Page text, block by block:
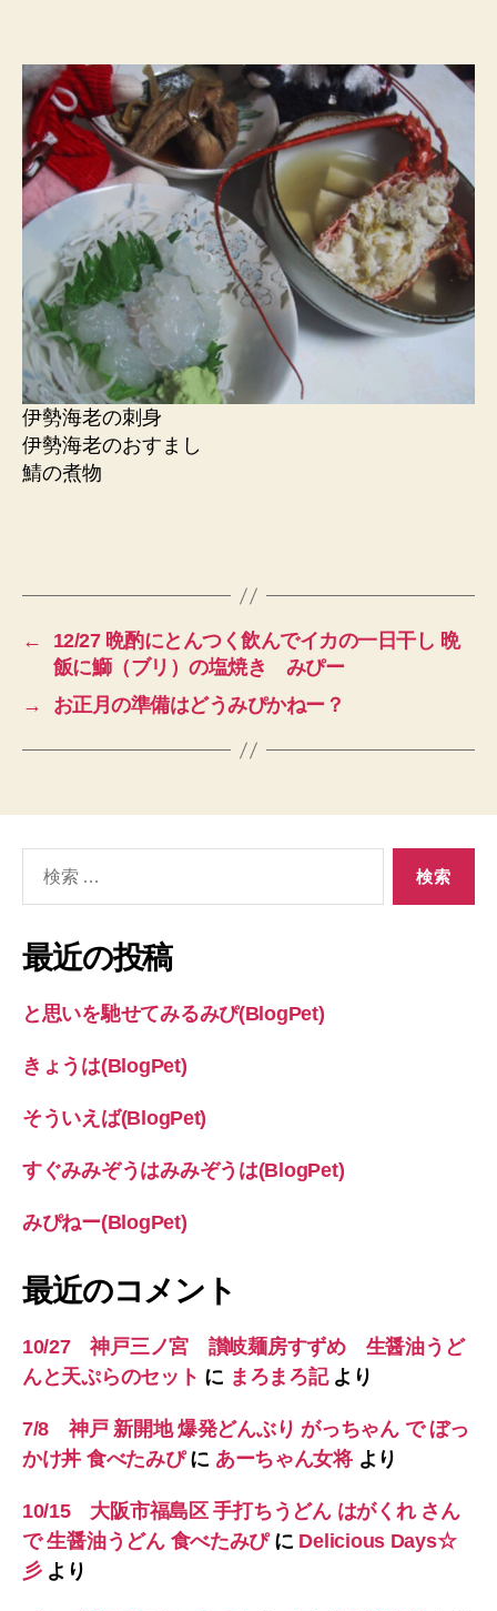
伊勢海老の刺身
伊勢海老のおすまし
鯖の煮物
←
12/27 晩酌にとんつく飲んでイカの一日干し 晩
飯に鰤（ブリ）の塩焼き みぴー
→
お正月の準備はどうみぴかねー？
象:
最近の投稿
と思いを馳せてみるみぴ(BlogPet)
きょうは(BlogPet)
そういえば(BlogPet)
すぐみみぞうはみみぞうは(BlogPet)
みぴねー(BlogPet)
最近のコメント
10/27 神戸三ノ宮 讃岐麺房すずめ 生醤油うど
んと天ぷらのセット に まろまろ記より
7/8 神戸 新開地 爆発どんぶり がっちゃん で ぼっ
かけ丼 食べたみぴに あーちゃん女将より
10/15 大阪市福島区 手打ちうどん はがくれ さん
で 生醤油うどん 食べたみぴに Delicious Days☆
彡より